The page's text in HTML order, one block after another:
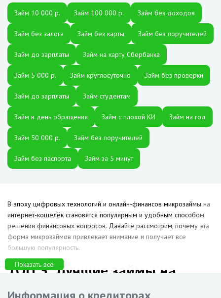
Займ 10 000 р. Займ 100 000 р. Займ без доходов
Займ без залога Займ без карты Займ без поручителей
Займ до зарплаты Займ на карту Сбербанка
Займ 5 000 р. Займ круглосуточно Займ без проверки
Займ до зарплаты Займ студентам
Займ в день обращения Займ с плохой КИ Займ на год
Займ 50 000 р. Займ без поручителей
Займ без паспорта Займ за 5 минут
В эпоху цифровых технологий и онлайн-финансов микрозаймы на
интернет-кошелёк становятся популярным и удобным способом
решения финансовых вопросов. Давайте рассмотрим, почему эта
форма микрозаймов привлекает внимание и получает все
большую популярность.
ТОП 3: Лучшие займы на
Показать всё